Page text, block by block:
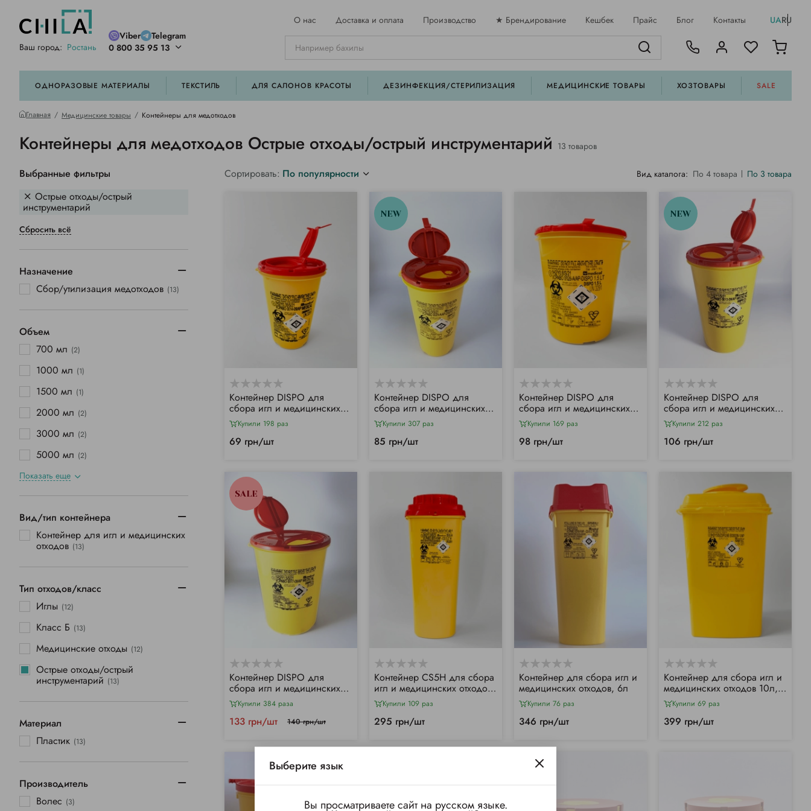
Ваш город: Ростань
Viber
Telegram
0 800 35 95 13
О нас Доставка и оплата Производство ★ Брендирование Кешбек Прайс Блог Контакты UARU
ОДНОРАЗОВЫЕ МАТЕРИАЛЫ ТЕКСТИЛЬ ДЛЯ САЛОНОВ КРАСОТЫ ДЕЗИНФЕКЦИЯ/СТЕРИЛИЗАЦИЯ МЕДИЦИНСКИЕ ТОВАРЫ ХОЗТОВАРЫ SALE
Главная Медицинские товары Контейнеры для медотходов
Контейнеры для медотходов Острые отходы/острый инструментарий 13 товаров
Выбранные фильтры
Острые отходы/острый
инструментарий
Сбросить всё
Назначение
Сбор/утилизация медотходов (13)
Объем
700 мл (2)
1000 мл (1)
1500 мл (1)
2000 мл (2)
3000 мл (2)
5000 мл (2)
Показать еще
Вид/тип контейнера
Контейнер для игл и медицинских
отходов (13)
Тип отходов/класс
Иглы (12)
Класс Б (13)
Медицинские отходы (12)
Острые отходы/острый
инструментарий (13)
Материал
Пластик (13)
Производитель
Волес (3)
Сортировать: По популярности Вид каталога: По 4 товара По 3 товара
Контейнер DISPO для
сбора игл и медицинских
отходов, 0,7л
Купили 198 раз
69 грн/шт
NEW
Контейнер DISPO для
сбора игл и медицинских
отходов, 1л
Купили 307 раз
85 грн/шт
Контейнер DISPO для
сбора игл и медицинских
отходов, 1,5л
Купили 169 раз
98 грн/шт
NEW
Контейнер DISPO для
сбора игл и медицинских
отходов, 2л
Купили 212 раз
106 грн/шт
SALE
Контейнер DISPO для
сбора игл и медицинских
отходов, 3л
Купили 384 раза
133 грн/шт 140 грн/шт
Контейнер CS5H для сбора
игл и медицинских отходов,
5лКупили 109 раз
295 грн/шт
Контейнер для сбора игл и
медицинских отходов, 6л
Купили 76 раз
346 грн/шт
Контейнер для сбора игл и
медицинских отходов 10л,
NURSY
Купили 69 раз
399 грн/шт
Выберите язык
Вы просматриваете сайт на русском языке.